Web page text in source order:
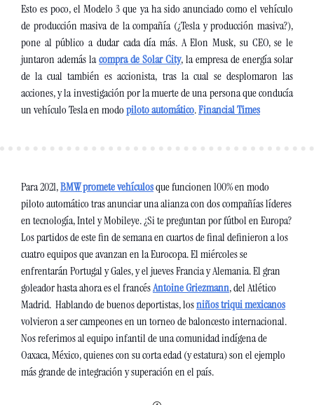
Esto es poco, el Modelo 3 que ya ha sido anunciado como el vehículo
de producción masiva de la compañía (¿Tesla y producción masiva?),
pone al público a dudar cada día más. A Elon Musk, su CEO, se le
juntaron además la compra de Solar City, la empresa de energía solar
de la cual también es accionista, tras la cual se desplomaron las
acciones, y la investigación por la muerte de una persona que conducía
un vehículo Tesla en modo piloto automático. Financial Times
Para 2021, BMW promete vehículos que funcionen 100% en modo
piloto automático tras anunciar una alianza con dos compañías líderes
en tecnología, Intel y Mobileye.¿Si te preguntan por fútbol en Europa?
Los partidos de este fin de semana en cuartos de final definieron a los
cuatro equipos que avanzan en la Eurocopa. El miércoles se
enfrentarán Portugal y Gales, y el jueves Francia y Alemania. El gran
goleador hasta ahora es el francés Antoine Griezmann, del Atlético
Madrid. Hablando de buenos deportistas, los niños triqui mexicanos
volvieron a ser campeones en un torneo de baloncesto internacional.
Nos referimos al equipo infantil de una comunidad indígena de
Oaxaca, México, quienes con su corta edad (y estatura) son el ejemplo
más grande de integración y superación en el país.